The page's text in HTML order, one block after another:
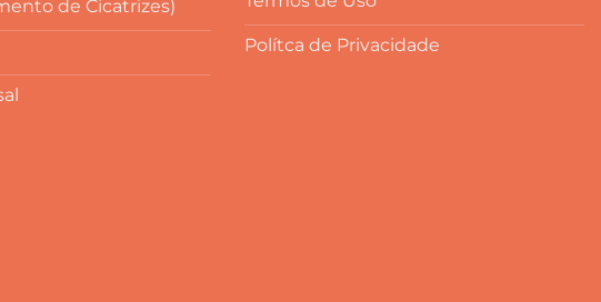
de Cicatrizes)
Polítca de Privacidade